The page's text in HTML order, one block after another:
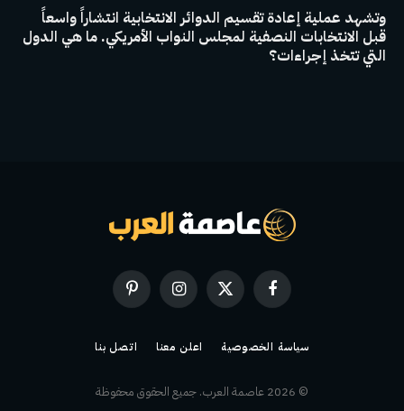
وتشهد عملية إعادة تقسيم الدوائر الانتخابية انتشاراً واسعاً
قبل الانتخابات النصفية لمجلس النواب الأمريكي. ما هي الدول
التي تتخذ إجراءات؟
فيسبوك
X
(Twitter)
الانستغرامبينتيريست
سياسة الخصوصية اعلن معنا اتصل بنا
© 2026 عاصمة العرب. جميع الحقوق محفوظة